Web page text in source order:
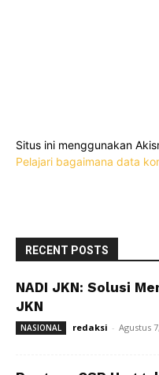
Situs ini menggunakan
Pelajari bagaimana data
RECENT POSTS
NADI JKN: Solusi
JKN
NASIONAL redaksi - Agustus